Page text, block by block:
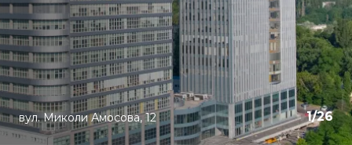
1/26
вул. Миколи Амосова, 12